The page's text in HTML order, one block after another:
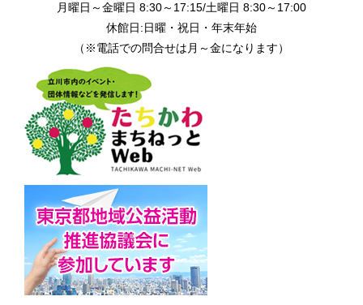
月曜日～金曜日 8:30～17:15/土曜日 8:30～17:00
休館日:日曜・祝日・年末年始
（※電話での問合せは月～金になります）